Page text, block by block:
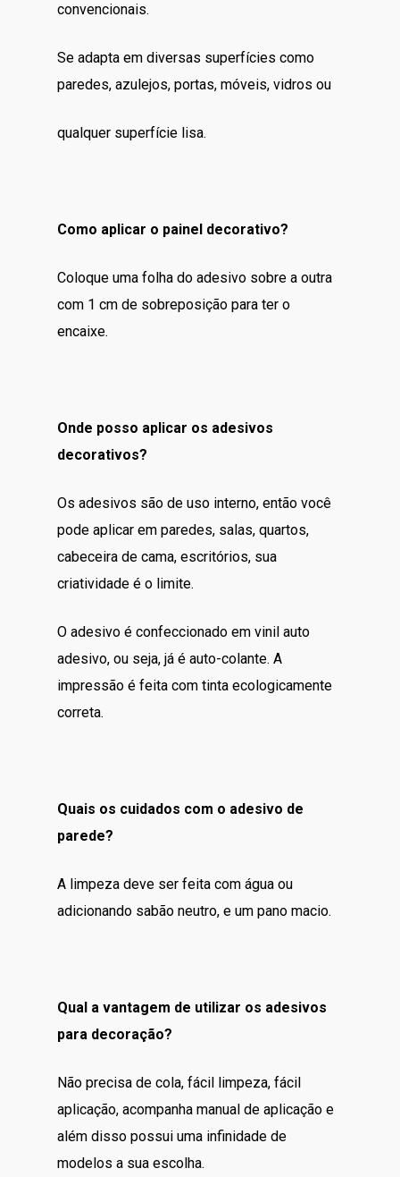
convencionais.
Se adapta em diversas superfícies como
paredes, azulejos, portas, móveis, vidros ou
qualquer superfície lisa.
Como aplicar o painel decorativo?
Coloque uma folha do adesivo sobre a outra
com 1 cm de sobreposição para ter o
encaixe.
Onde posso aplicar os adesivos
decorativos?
Os adesivos são de uso interno, então você
pode aplicar em paredes, salas, quartos,
cabeceira de cama, escritórios, sua
criatividade é o limite.
O adesivo é confeccionado em vinil auto
adesivo, ou seja, já é auto-colante. A
impressão é feita com tinta ecologicamente
correta.
Quais os cuidados com o adesivo de
parede?
A limpeza deve ser feita com água ou
adicionando sabão neutro, e um pano macio.
Qual a vantagem de utilizar os adesivos
para decoração?
Não precisa de cola, fácil limpeza, fácil
aplicação, acompanha manual de aplicação e
além disso possui uma infinidade de
modelos a sua escolha.